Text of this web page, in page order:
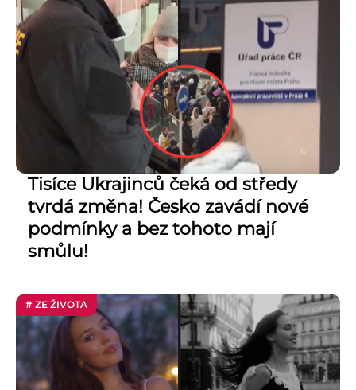
Tisíce Ukrajinců čeká od středy
tvrdá změna! Česko zavádí nové
podmínky a bez tohoto mají
smůlu!
# ZE ŽIVOTA